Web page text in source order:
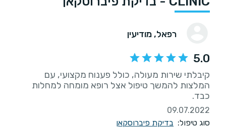
רפאל, מודיעין
5.0
קיבלתי שירות מעולה, כולל פענוח מקצועי, עם
המלצות להמשך טיפול אצל רופא מומחה למחלות
כבד.
09.07.2022
סוג טיפול: בדיקת פיברוסקאן